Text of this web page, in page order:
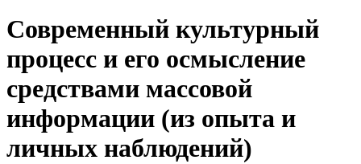
Современный культурный
процесс и его осмысление
средствами массовой
информации (из опыта и
личных наблюдений)